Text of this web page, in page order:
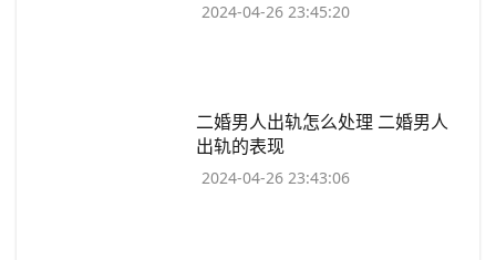
2024-04-26 23:45:20
​二婚男人出轨怎么处理 二婚男人
出轨的表现
2024-04-26 23:43:06